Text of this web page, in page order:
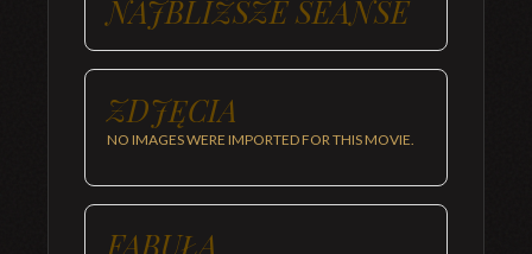
NAJBLIŻSZE SEANSE
ZDJĘCIA
NO IMAGES WERE IMPORTED FOR THIS MOVIE.
FABUŁA